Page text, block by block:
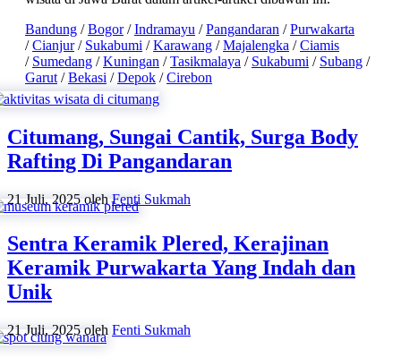
Bandung /Bogor/Indramayu /Pangandaran /Purwakarta
/Cianjur/ Sukabumi /Karawang /Majalengka /Ciamis
/ Sumedang /Kuningan /Tasikmalaya / Sukabumi / Subang /
Garut /Bekasi /Depok /Cirebon
Citumang, Sungai Cantik, Surga Body
Rafting Di Pangandaran
21 Juli, 2025 olehFenti Sukmah
Sentra Keramik Plered, Kerajinan
Keramik Purwakarta Yang Indah dan
Unik
21 Juli, 2025 oleh Fenti Sukmah